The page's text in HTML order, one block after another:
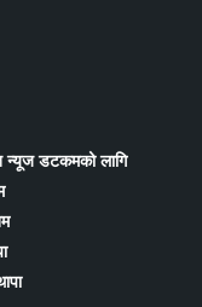
न्यूज डटकमको लागि